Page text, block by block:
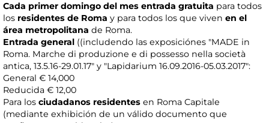
Cada primer domingo del mes entrada gratuita para todos
los residentes de Roma y para todos los que viven en el
área metropolitana de Roma.
Entrada general ((includendo las exposiciónes "MADE in
Roma. Marche di produzione e di possesso nella società
antica, 13.5.16-29.01.17" y "Lapidarium 16.09.2016-05.03.2017":
General € 14,000
Reducida € 12,00
Para los ciudadanos residentes en Roma Capitale
(mediante exhibición de un válido documento que